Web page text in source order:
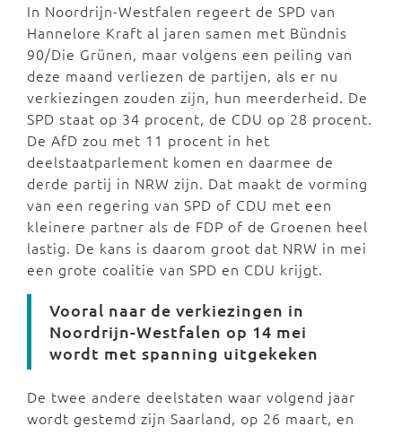
In Noordrijn-Westfalen regeert de SPD van
Hannelore Kraft al jaren samen met Bündnis
90/Die Grünen, maar volgens een peiling van
deze maand verliezen de partijen, als er nu
verkiezingen zouden zijn, hun meerderheid. De
SPD staat op 34 procent, de CDU op 28 procent.
De AfD zou met 11 procent in het
deelstaatparlement komen en daarmee de
derde partij in NRW zijn. Dat maakt de vorming
van een regering van SPD of CDU met een
kleinere partner als de FDP of de Groenen heel
lastig. De kans is daarom groot dat NRW in mei
een grote coalitie van SPD en CDU krijgt.
Vooral naar de verkiezingen in
Noordrijn-Westfalen op 14 mei
wordt met spanning uitgekeken
De twee andere deelstaten waar volgend jaar
wordt gestemd zijn Saarland, op 26 maart, en